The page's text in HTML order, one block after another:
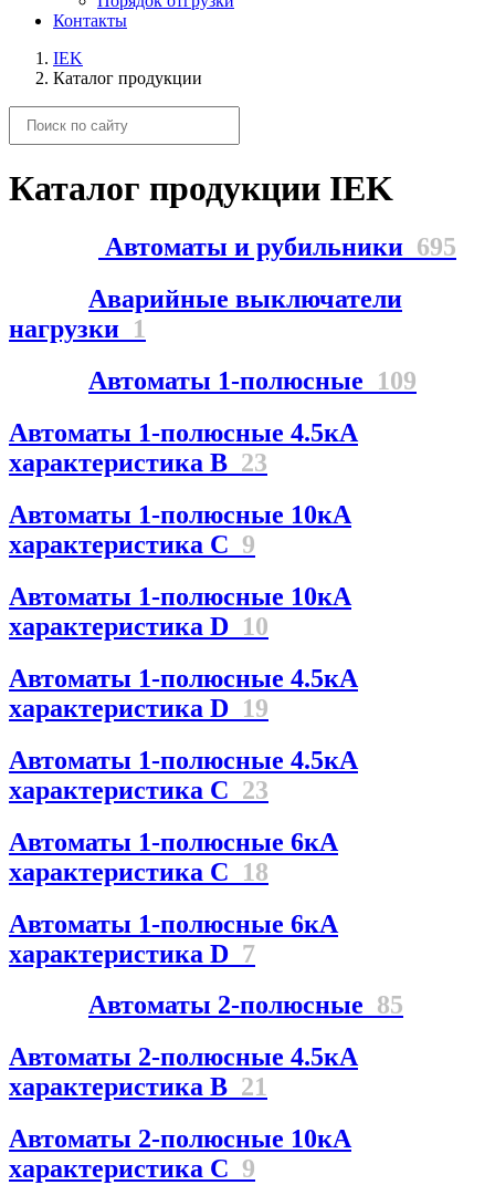
Контакты
IEK
Каталог продукции
Каталог продукции IEK
Автоматы и рубильники 695
Аварийные выключатели
нагрузки 1
Автоматы 1-полюсные 109
Автоматы 1-полюсные 4.5кА
характеристика В 23
Автоматы 1-полюсные 10кА
характеристика C 9
Автоматы 1-полюсные 10кА
характеристика D 10
Автоматы 1-полюсные 4.5кА
характеристика D 19
Автоматы 1-полюсные 4.5кА
характеристика С 23
Автоматы 1-полюсные 6кА
характеристика C 18
Автоматы 1-полюсные 6кА
характеристика D 7
Автоматы 2-полюсные 85
Автоматы 2-полюсные 4.5кА
характеристика В 21
Автоматы 2-полюсные 10кА
характеристика C 9